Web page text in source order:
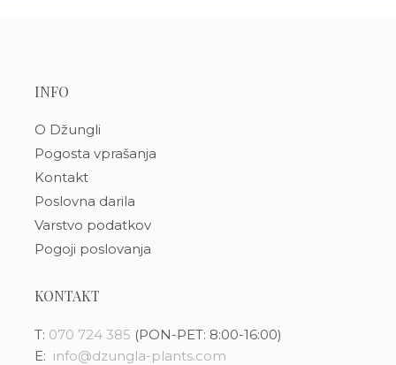
INFO
O Džungli
Pogosta vprašanja
Kontakt
Poslovna darila
Varstvo podatkov
Pogoji poslovanja
KONTAKT
T: 070 724 385 (PON-PET: 8:00-16:00)
E: info@dzungla-plants.com